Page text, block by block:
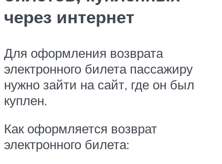
через интернет
Для оформления возврата
электронного билета пассажиру
нужно зайти на сайт, где он был
куплен.
Как оформляется возврат
электронного билета: